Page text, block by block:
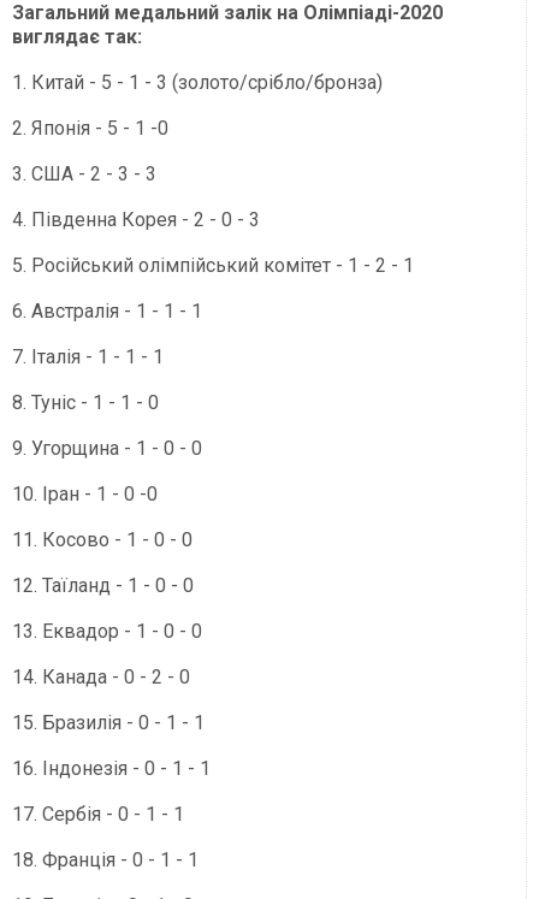
Загальний медальний залік на Олімпіаді-2020
виглядає так:
1. Китай - 5 - 1 - 3 (золото/срібло/бронза)
2. Японія - 5 - 1 -0
3. США - 2 - 3 - 3
4. Південна Корея - 2 - 0 - 3
5. Російський олімпійський комітет - 1 - 2 - 1
6. Австралія - 1 - 1 - 1
7. Італія - 1 - 1 - 1
8. Туніс - 1 - 1 - 0
9. Угорщина - 1 - 0 - 0
10. Іран - 1 - 0 -0
11. Косово - 1 - 0 - 0
12. Таїланд - 1 - 0 - 0
13. Еквадор - 1 - 0 - 0
14. Канада - 0 - 2 - 0
15. Бразилія - 0 - 1 - 1
16. Індонезія - 0 - 1 - 1
17. Сербія - 0 - 1 - 1
18. Франція - 0 - 1 - 1